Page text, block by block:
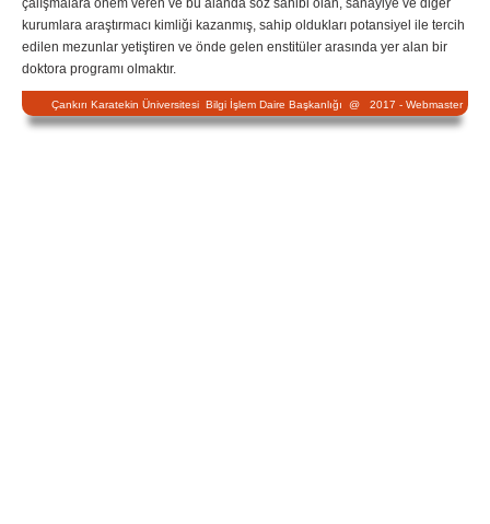
çalışmalara önem veren ve bu alanda söz sahibi olan, sanayiye ve diğer
kurumlara araştırmacı kimliği kazanmış, sahip oldukları potansiyel ile tercih
edilen mezunlar yetiştiren ve önde gelen enstitüler arasında yer alan bir
doktora programı olmaktır.
Çankırı Karatekin Üniversitesi Bilgi İşlem Daire Başkanlığı @ 2017 - Webmaster